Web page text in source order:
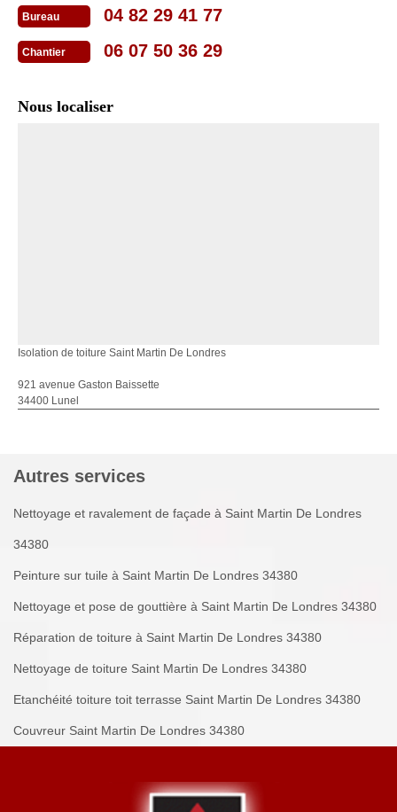
Bureau 04 82 29 41 77
Chantier 06 07 50 36 29
Nous localiser
Isolation de toiture Saint Martin De Londres
921 avenue Gaston Baissette
34400 Lunel
Autres services
Nettoyage et ravalement de façade à Saint Martin De Londres
34380
Peinture sur tuile à Saint Martin De Londres 34380
Nettoyage et pose de gouttière à Saint Martin De Londres 34380
Réparation de toiture à Saint Martin De Londres 34380
Nettoyage de toiture Saint Martin De Londres 34380
Etanchéité toiture toit terrasse Saint Martin De Londres 34380
Couvreur Saint Martin De Londres 34380